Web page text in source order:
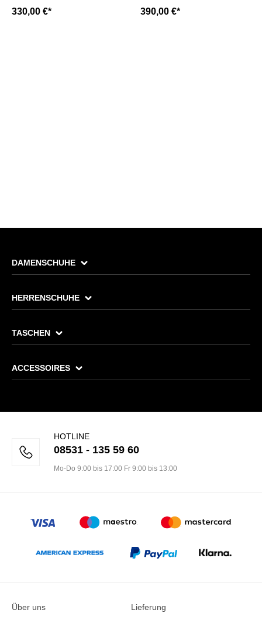
330,00 €*
dunkelbraun
390,00 €*
DAMENSCHUHE
HERRENSCHUHE
TASCHEN
ACCESSOIRES
HOTLINE
08531 - 135 59 60
Mo-Do 9:00 bis 17:00 Fr 9:00 bis 13:00
Über uns Lieferung